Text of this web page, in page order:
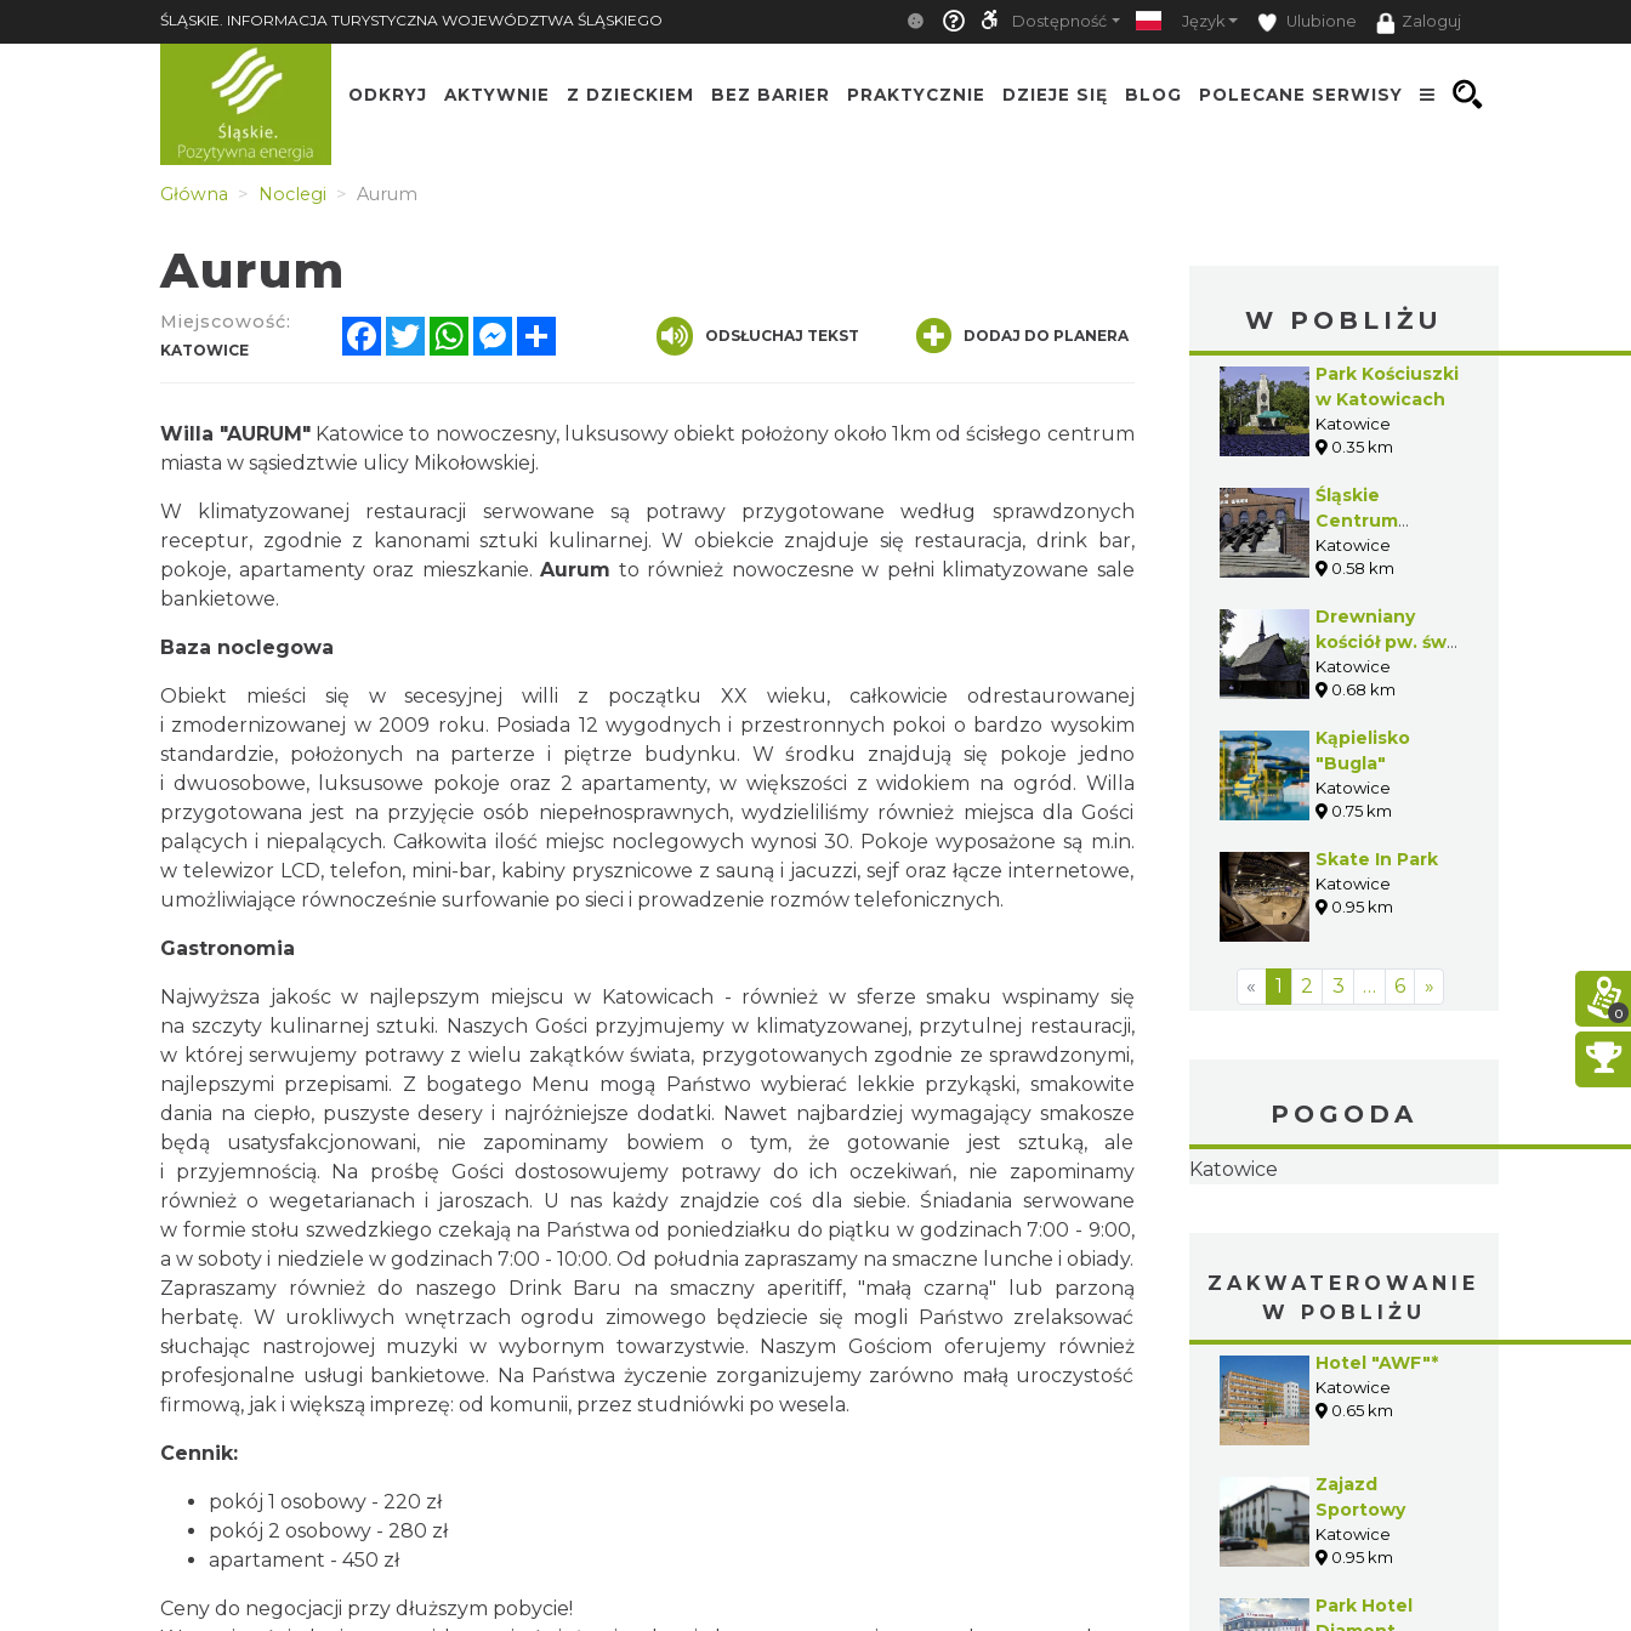
ŚLĄSKIE. INFORMACJA TURYSTYCZNA WOJEWÓDZTWA ŚLĄSKIEGO Dostępność Język Ulubione Zaloguj
ODKRYJ AKTYWNIE Z DZIECKIEM BEZ BARIER PRAKTYCZNIE DZIEJE SIĘ BLOG POLECANE SERWISY
Główna Noclegi Aurum
Aurum
Miejscowość:
KATOWICE
FacebookTwitterWhatsAppMessenger ODSŁUCHAJ TEKST DODAJ DO PLANERA
Willa "AURUM" Katowice to nowoczesny, luksusowy obiekt położony około 1km od ścisłego centrum
miasta w sąsiedztwie ulicy Mikołowskiej.
W klimatyzowanej restauracji serwowane są potrawy przygotowane według sprawdzonych
receptur, zgodnie z kanonami sztuki kulinarnej. W obiekcie znajduje się restauracja, drink bar,
pokoje, apartamenty oraz mieszkanie. Aurum to również nowoczesne w pełni klimatyzowane sale
bankietowe.
Baza noclegowa
Obiekt mieści się w secesyjnej willi z początku XX wieku, całkowicie odrestaurowanej
i zmodernizowanej w 2009 roku. Posiada 12 wygodnych i przestronnych pokoi o bardzo wysokim
standardzie, położonych na parterze i piętrze budynku. W środku znajdują się pokoje jedno
i dwuosobowe, luksusowe pokoje oraz 2 apartamenty, w większości z widokiem na ogród. Willa
przygotowana jest na przyjęcie osób niepełnosprawnych, wydzieliliśmy również miejsca dla Gości
palących i niepalących. Całkowita ilość miejsc noclegowych wynosi 30. Pokoje wyposażone są m.in.
w telewizor LCD, telefon, mini-bar, kabiny prysznicowe z sauną i jacuzzi, sejf oraz łącze internetowe,
umożliwiające równocześnie surfowanie po sieci i prowadzenie rozmów telefonicznych.
Gastronomia
Najwyższa jakośc w najlepszym miejscu w Katowicach - również w sferze smaku wspinamy się
na szczyty kulinarnej sztuki. Naszych Gości przyjmujemy w klimatyzowanej, przytulnej restauracji,
w której serwujemy potrawy z wielu zakątków świata, przygotowanych zgodnie ze sprawdzonymi,
najlepszymi przepisami. Z bogatego Menu mogą Państwo wybierać lekkie przykąski, smakowite
dania na ciepło, puszyste desery i najróżniejsze dodatki. Nawet najbardziej wymagający smakosze
będą usatysfakcjonowani, nie zapominamy bowiem o tym, że gotowanie jest sztuką, ale
i przyjemnością. Na prośbę Gości dostosowujemy potrawy do ich oczekiwań, nie zapominamy
również o wegetarianach i jaroszach. U nas każdy znajdzie coś dla siebie. Śniadania serwowane
w formie stołu szwedzkiego czekają na Państwa od poniedziałku do piątku w godzinach 7:00 - 9:00,
a w soboty i niedziele w godzinach 7:00 - 10:00. Od południa zapraszamy na smaczne lunche i obiady.
Zapraszamy również do naszego Drink Baru na smaczny aperitiff, "małą czarną" lub parzoną
herbatę. W urokliwych wnętrzach ogrodu zimowego będziecie się mogli Państwo zrelaksować
słuchając nastrojowej muzyki w wybornym towarzystwie. Naszym Gościom oferujemy również
profesjonalne usługi bankietowe. Na Państwa życzenie zorganizujemy zarówno małą uroczystość
firmową, jak i większą imprezę: od komunii, przez studniówki po wesela.
Cennik:
pokój 1 osobowy - 220 zł
pokój 2 osobowy - 280 zł
apartament - 450 zł
Ceny do negocjacji przy dłuższym pobycie!
W POBLIŻU
Park Kościuszki
w Katowicach
Katowice
0.35 km
Śląskie
Centrum
Wolności i
Solidarności w
oraz Pomnik
Dziewięciu z
Wujka
Katowice
0.58 km
Drewniany
kościół pw. św.
Michała
Archanioła w
Katowice
0.68 km
Kąpielisko
"Bugla"
Katowice
0.75 km
Skate In Park
Katowice
0.95 km
« 1 2 3 … 6 »
POGODA
ZAKWATEROWANIE
Hotel "AWF"*
Katowice
0.65 km
0